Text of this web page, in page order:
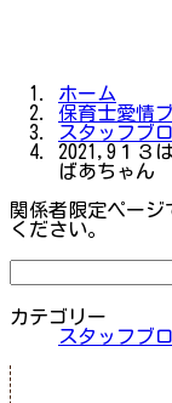
ホーム
保育士愛情
スタッフブ
2021,9１３
ばあちゃん
関係者限定ペー
ください。
カテゴリー
スタッフブ